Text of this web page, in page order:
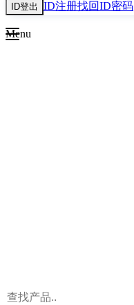
ID登出 ID注册找回ID密码
Menu